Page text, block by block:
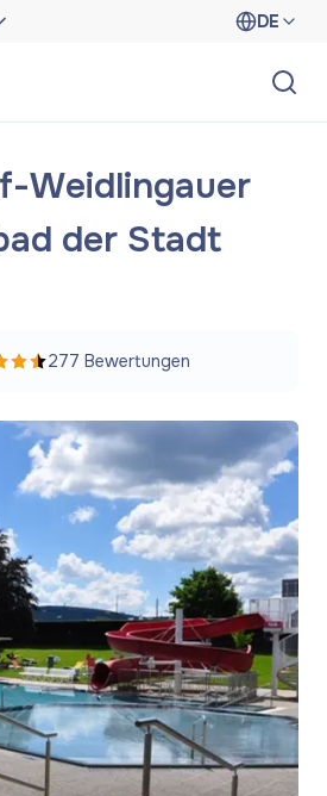
DE
Weidlingauer
der Stadt
277 Bewertungen